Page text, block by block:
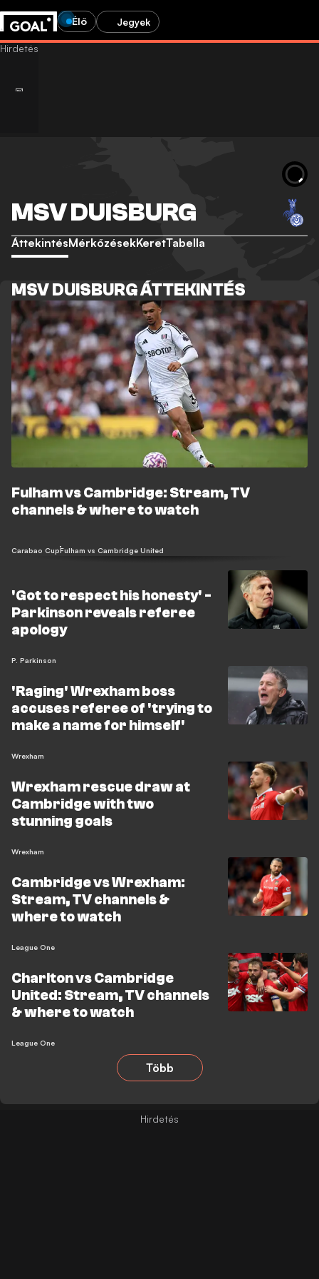
Élő Jegyek
MSV DUISBURG
ÁttekintésMérkőzésekKeretTabella
MSV DUISBURG ÁTTEKINTÉS
Fulham vs Cambridge: Stream, TV
channels & where to watch
Carabao CupFulham vs Cambridge United
'Got to respect his honesty' -
Parkinson reveals referee
apology
P. Parkinson
'Raging' Wrexham boss
accuses referee of 'trying to
make a name for himself'
Wrexham
Wrexham rescue draw at
Cambridge with two
stunning goals
Wrexham
Cambridge vs Wrexham:
Stream, TV channels &
where to watch
League One
Charlton vs Cambridge
United: Stream, TV channels
& where to watch
League One
Több